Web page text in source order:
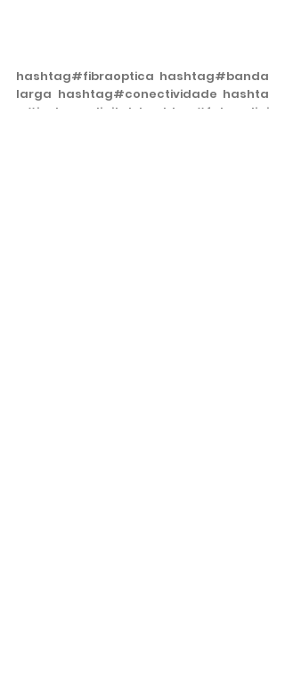
hashtag#fibraoptica hashtag#banda
larga hashtag#conectividade hashta
g#inclusaodigital hashtag# futurodigi